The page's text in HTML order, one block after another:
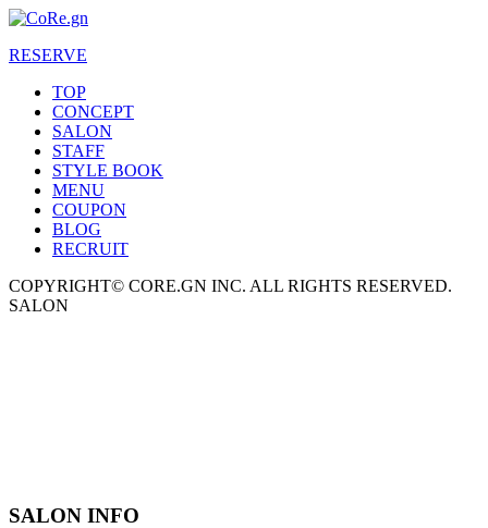
RESERVE
TOP
CONCEPT
SALON
STAFF
STYLE BOOK
MENU
COUPON
BLOG
RECRUIT
COPYRIGHT© CORE.GN INC. ALL RIGHTS RESERVED.
SALON
SALON INFO